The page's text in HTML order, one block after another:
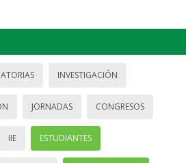
INVESTIGACIÓN
JORNADAS CONGRESOS
IIE ESTUDIANTES